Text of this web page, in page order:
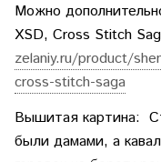
Можно
XSD, Cross Stitch
zelaniy.ru/product/
cross-stitch-saga
Вышитая картина:
были дамами, а